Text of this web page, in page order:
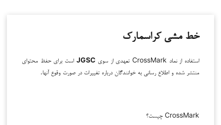
خط مشی کراسمارک
استفاده از نماد CrossMark تعهدی از سوی JGSC است برای حفظ محتوای
منتشر شده و اطلاع رسانی به خوانندگان درباره تغییرات در صورت وقوع آنها.
CrossMark چیست؟